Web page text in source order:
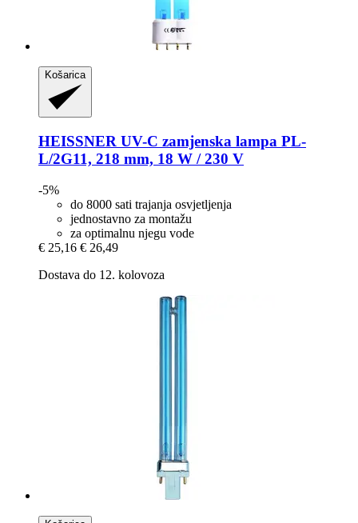
Košarica
HEISSNER UV-​C zamjenska lampa PL-​
L/2G11, 218 mm, 18 W / 230 V
-5%
do 8000 sati trajanja osvjetljenja
jednostavno za montažu
za optimalnu njegu vode
€ 25,16 € 26,49
Dostava do 12. kolovoza